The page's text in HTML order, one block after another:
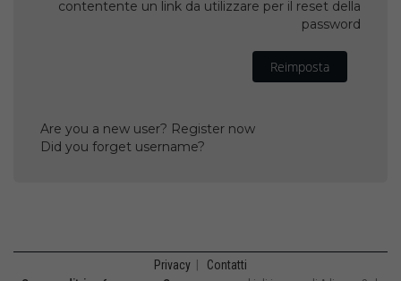
contentente un link da utilizzare per il reset della
password
Reimposta
Are you a new user? Register now
Did you forget username?
Privacy Contatti